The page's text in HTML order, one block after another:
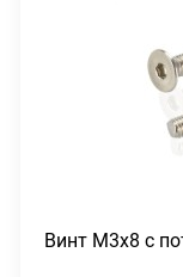
Винт М3х8 с